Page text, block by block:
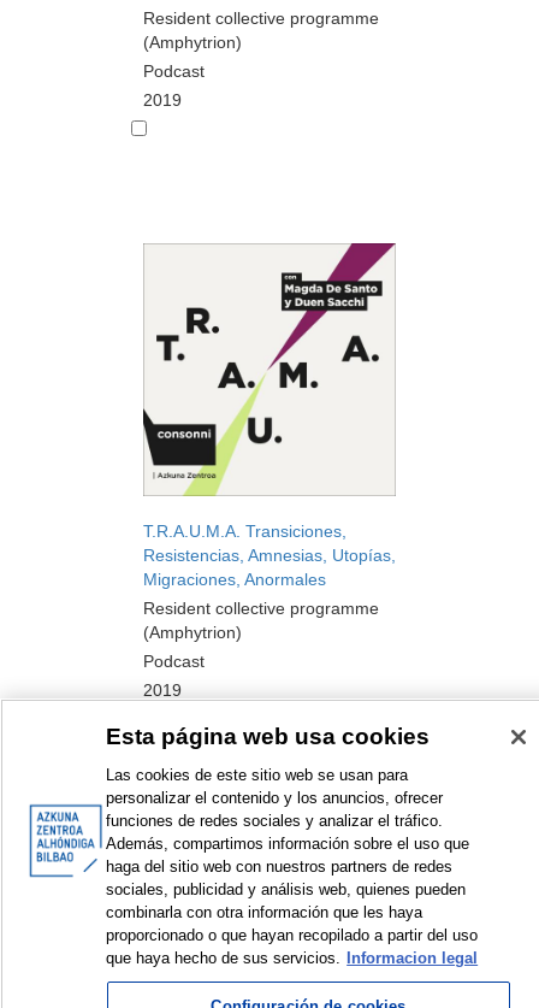
Resident collective programme
(Amphytrion)
Podcast
2019
T.R.A.U.M.A. Transiciones,
Resistencias, Amnesias, Utopías,
Migraciones, Anormales
Resident collective programme
(Amphytrion)
Podcast
2019
< Items sorted by: 1 to 8 of 8 >
© Azkuna Zentroa - Alhóndiga Bilbao
Esta página web usa cookies
Las cookies de este sitio web se usan para
personalizar el contenido y los anuncios, ofrecer
funciones de redes sociales y analizar el tráfico.
Además, compartimos información sobre el uso que
haga del sitio web con nuestros partners de redes
sociales, publicidad y análisis web, quienes pueden
combinarla con otra información que les haya
proporcionado o que hayan recopilado a partir del uso
que haya hecho de sus servicios.
Informacion legal